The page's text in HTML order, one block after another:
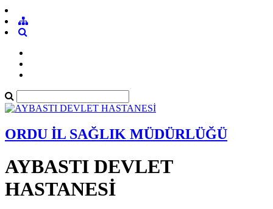
ORDU İL SAĞLIK MÜDÜRLÜĞÜ
AYBASTI DEVLET
HASTANESİ